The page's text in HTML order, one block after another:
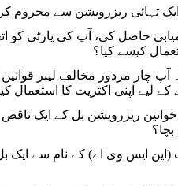
کیسے کیا؟
چار مزدور مخالف لیبر
لیے اپنی اکثریت کا استعمال
ریزرویشن بل کے ایک
ایکٹ (این ایس وی اے) کے نام